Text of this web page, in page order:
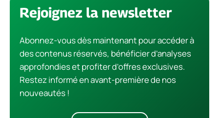
Rejoignez la newsletter
Abonnez-vous dès maintenant pour accéder à
des contenus réservés, bénéficier d’analyses
approfondies et profiter d’offres exclusives.
Restez informé en avant-première de nos
nouveautés !